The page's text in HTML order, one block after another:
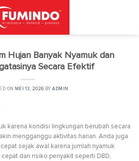
Hujan Banyak Nyamuk dan
Secara Efektif
ON MEI 13, 2026 BYADMIN
karena kondisi lingkungan berubah secara
mengganggu aktivitas harian. Anda juga
sejak awal karena jumlah nyamuk
dan risiko penyakit seperti DBD,